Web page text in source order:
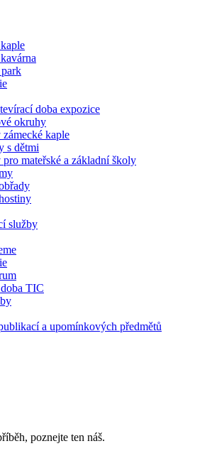
doba expozice
okruhy
kaple
s dětmi
pro mateřské a základní školy
služby
TIC
a upomínkových předmětů
poznejte ten náš.